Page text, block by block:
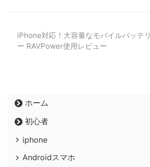
iPhone対応！大容量なモバイルバッテリ
ー RAVPower使用レビュー
ホーム
初心者
iphone
Androidスマホ